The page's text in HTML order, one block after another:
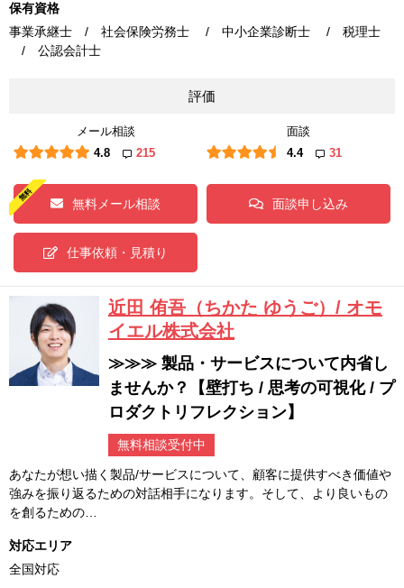
保有資格
事業承継士 / 社会保険労務士 / 中小企業診断士 / 税理士
/ 公認会計士
評価
メール相談
4.8
215
面談
4.4
31
無料メール相談 面談申し込み
仕事依頼・見積り
近田 侑吾（ちかた ゆうご）/ オモ
イエル株式会社
≫≫≫ 製品・サービスについて内省し
ませんか？【壁打ち / 思考の可視化 / プ
ロダクトリフレクション】
無料相談受付中
あなたが想い描く製品/サービスについて、顧客に提供すべき価値や
強みを振り返るための対話相手になります。そして、より良いもの
を創るための…
対応エリア
全国対応